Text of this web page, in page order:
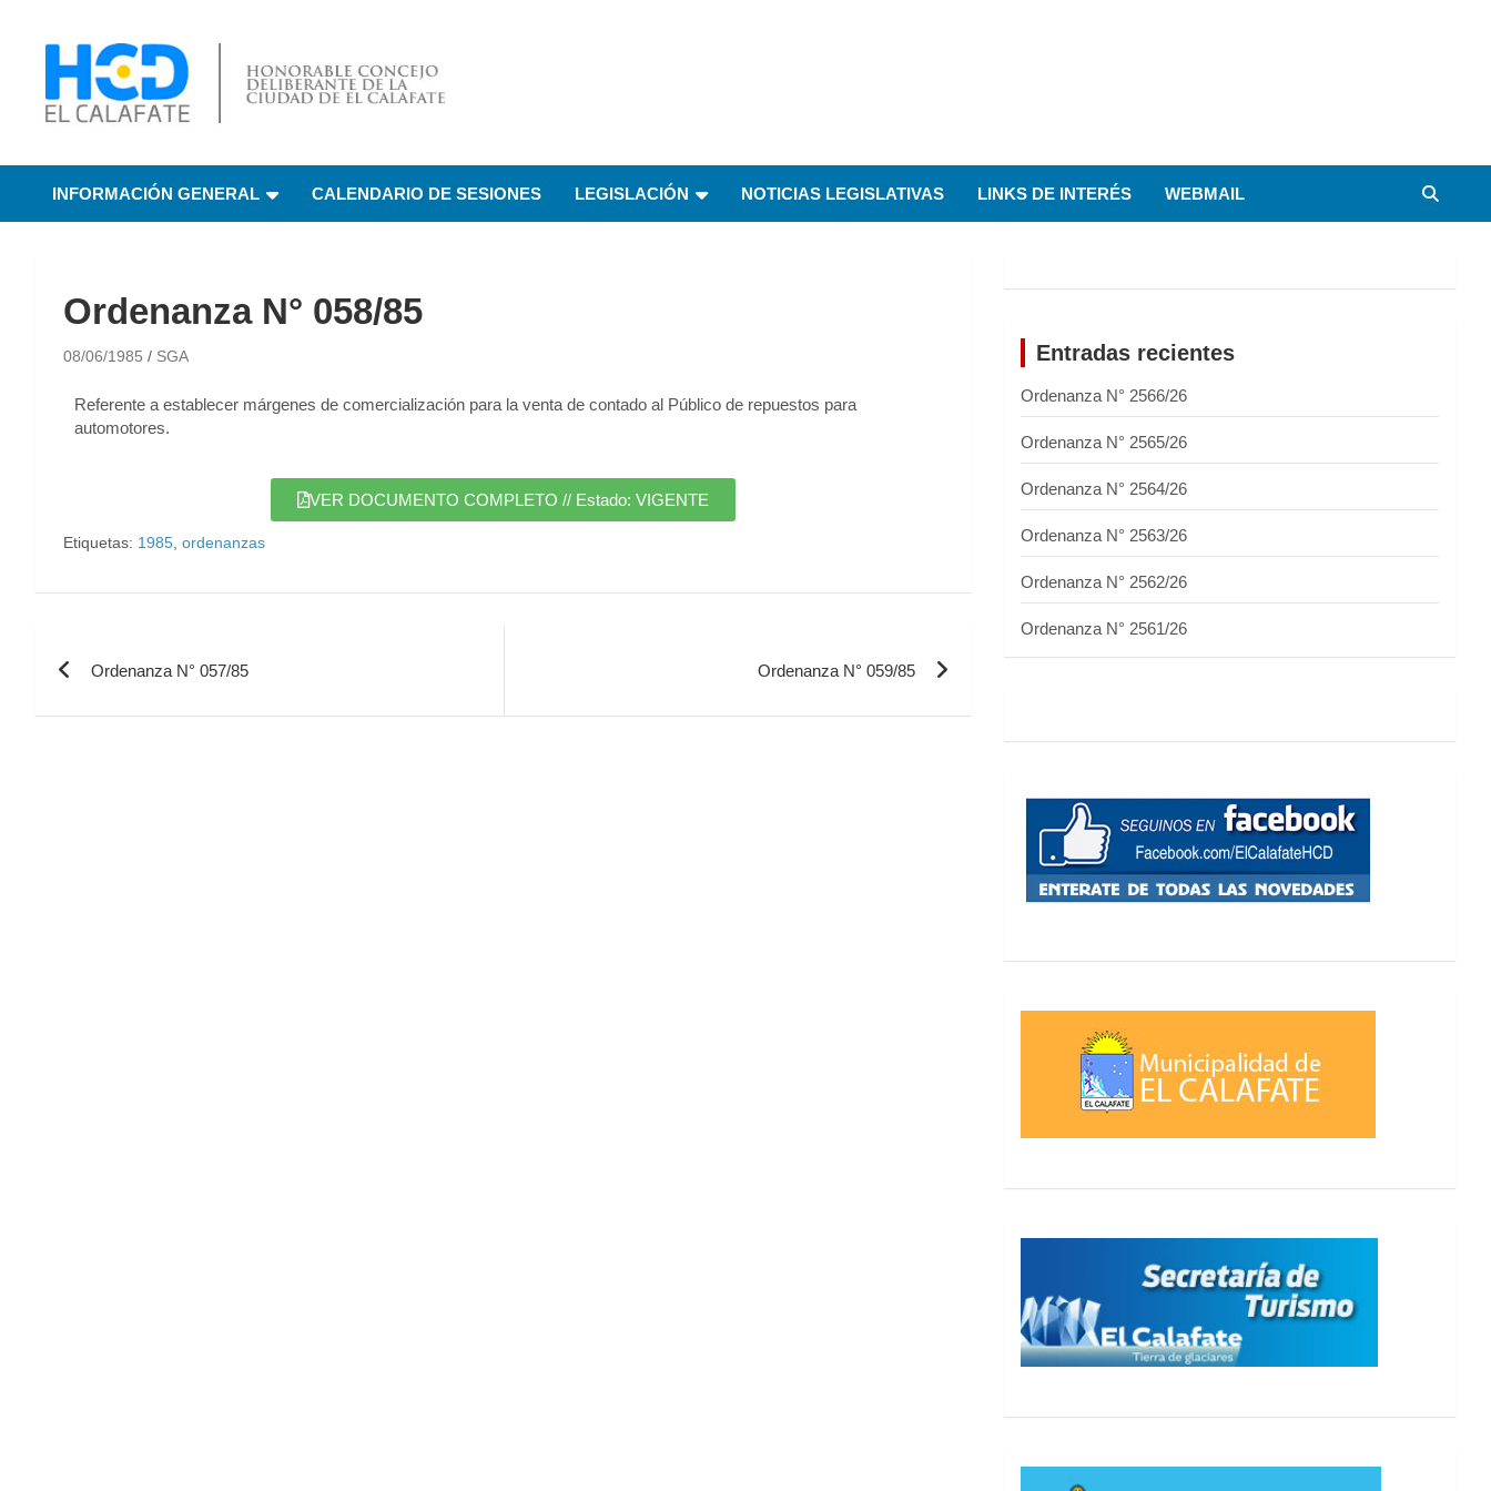
Honorable Concejo
Deliberante de El
INFORMACIÓN GENERAL CALENDARIO DE SESIONES LEGISLACIÓN NOTICIAS LEGISLATIVAS LINKS DE INTERÉS WEBMAIL
Ordenanza N° 058/85
08/06/1985 SGA
Referente a establecer márgenes de comercialización para la venta de contado al Público de repuestos para
automotores.
VER DOCUMENTO COMPLETO // Estado: VIGENTE
Etiquetas: 1985, ordenanzas
Ordenanza N° 057/85 Ordenanza N° 059/85
Entradas recientes
Ordenanza N° 2566/26
Ordenanza N° 2565/26
Ordenanza N° 2564/26
Ordenanza N° 2563/26
Ordenanza N° 2562/26
Ordenanza N° 2561/26